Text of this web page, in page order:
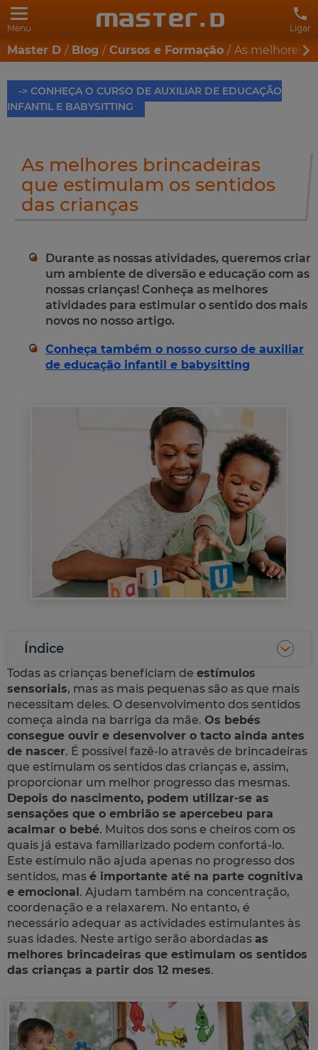
Menu Ligar
Master D Blog Cursos e Formação As melhores
-> CONHEÇA O CURSO DE AUXILIAR DE EDUCAÇÃO
INFANTIL E BABYSITTING
As melhores brincadeiras
que estimulam os sentidos
das crianças
Durante as nossas atividades, queremos criar
um ambiente de diversão e educação com as
nossas crianças! Conheça as melhores
atividades para estimular o sentido dos mais
novos no nosso artigo.
Conheça também o nosso curso de auxiliar
de educação infantil e babysitting
Índice
Todas as crianças beneficiam de estímulos
sensoriais, mas as mais pequenas são as que mais
necessitam deles. O desenvolvimento dos sentidos
começa ainda na barriga da mãe. Os bebés
consegue ouvir e desenvolver o tacto ainda antes
de nascer. É possível fazê-lo através de brincadeiras
que estimulam os sentidos das crianças e, assim,
proporcionar um melhor progresso das mesmas.
Depois do nascimento, podem utilizar-se as
sensações que o embrião se apercebeu para
acalmar o bebé. Muitos dos sons e cheiros com os
quais já estava familiarizado podem confortá-lo.
Este estímulo não ajuda apenas no progresso dos
sentidos, mas é importante até na parte cognitiva
e emocional . Ajudam também na concentração,
coordenação e a relaxarem. No entanto, é
necessário adequar as actividades estimulantes às
suas idades. Neste artigo serão abordadas as
melhores brincadeiras que estimulam os sentidos
das crianças a partir dos 12 meses.